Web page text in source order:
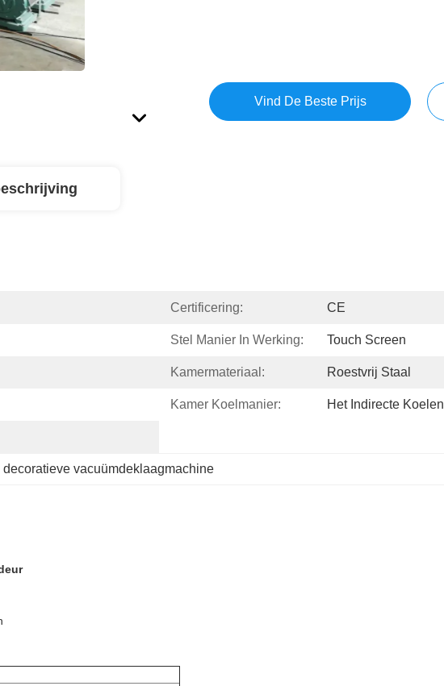
Vind De Beste Prijs
Certificering: CE
Stel Manier In Werking: Touch Screen
Kamermateriaal: Roestvrij Staal
Kamer Koelmanier: Het Indirecte Koelen
decoratieve vacuümdeklaagmachine